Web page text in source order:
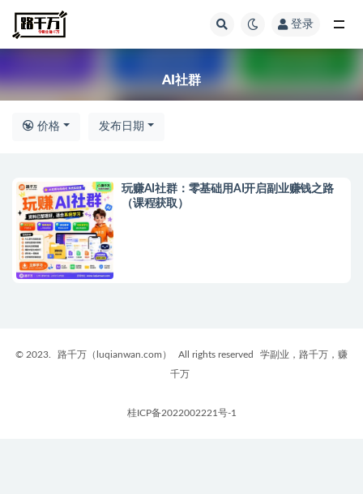
登录
AI社群
价格 发布日期
玩赚AI社群：零基础用AI开启副业赚钱之路
（课程获取）
© 2023. 路千万（luqianwan.com） All rights reserved
学副业，路千万，赚
千万
桂ICP备2022002221号-1